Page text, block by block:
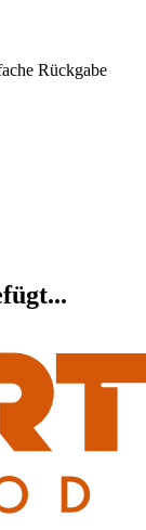
Rückgabe